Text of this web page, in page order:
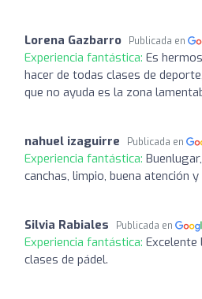
Lorena Gazbarro Publicada en
Experiencia fantástica: Es
hacer de todas clases de
que no ayuda es la zona
nahuel izaguirre Publicada en
Experiencia fantástica:
canchas, limpio, buena atención
Silvia Rabiales Publicada en
Experiencia fantástica:
clases de pádel.